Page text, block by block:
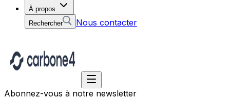
À propos
Rechercher
Nous contacter
Abonnez-vous à notre newsletter